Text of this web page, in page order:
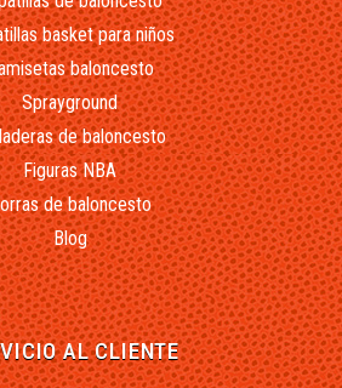
basket para niños
baloncesto
Sprayground
de baloncesto
Figuras NBA
de baloncesto
Blog
AL CLIENTE